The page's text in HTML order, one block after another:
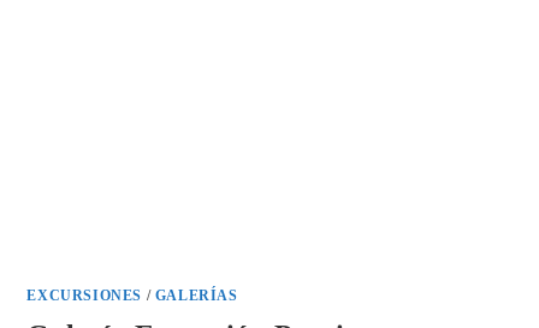
EXCURSIONES / GALERÍAS